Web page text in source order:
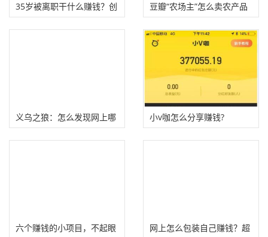
35岁被离职干什么赚钱？创
业可以试试这六种小生意
豆瓣“农场主”怎么卖农产品
赚钱？
义乌之狼：怎么发现网上哪
些项目赚钱？
小v咖怎么分享赚钱?
六个赚钱的小项目，不起眼 网上怎么包装自己赚钱？超